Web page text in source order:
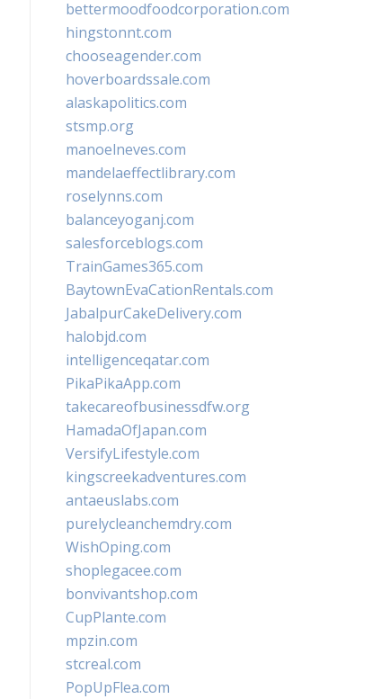
bettermoodfoodcorporation.com
hingstonnt.com
chooseagender.com
hoverboardssale.com
alaskapolitics.com
stsmp.org
manoelneves.com
mandelaeffectlibrary.com
roselynns.com
balanceyoganj.com
salesforceblogs.com
TrainGames365.com
BaytownEvaCationRentals.com
JabalpurCakeDelivery.com
halobjd.com
intelligenceqatar.com
PikaPikaApp.com
takecareofbusinessdfw.org
HamadaOfJapan.com
VersifyLifestyle.com
kingscreekadventures.com
antaeuslabs.com
purelycleanchemdry.com
WishOping.com
shoplegacee.com
bonvivantshop.com
CupPlante.com
mpzin.com
stcreal.com
PopUpFlea.com